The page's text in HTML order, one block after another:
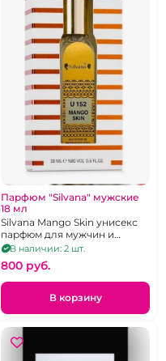
Парфюм "Silvana" мужские
18 мл
Silvana Mango Skin унисекс
парфюм для мужчин и
женщин
В наличии: 2 шт.
800 pуб.
В корзину